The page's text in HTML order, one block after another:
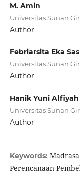
M. Amin
Universitas Sunan
Author
Febriarsita Eka
Universitas Sunan
Author
Hanik Yuni Alfiyah
Universitas Sunan
Author
Keywords:
Perencanaan